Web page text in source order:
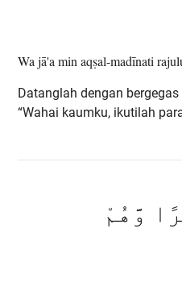
Wa jā'a min aqṣal-madīnati
Datanglah dengan
“Wahai kaumku, ikutilah
وَّهُمْ